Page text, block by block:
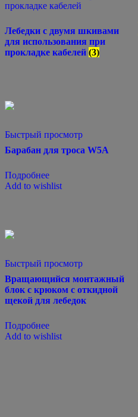
Лебедки с двумя шкивами
для использования при
прокладке кабелей (3)
Быстрый просмотр
Барабан для троса W5A
Подробнее
Add to wishlist
Быстрый просмотр
Вращающийся монтажный
блок с крюком с откидной
щекой для лебедок
Подробнее
Add to wishlist